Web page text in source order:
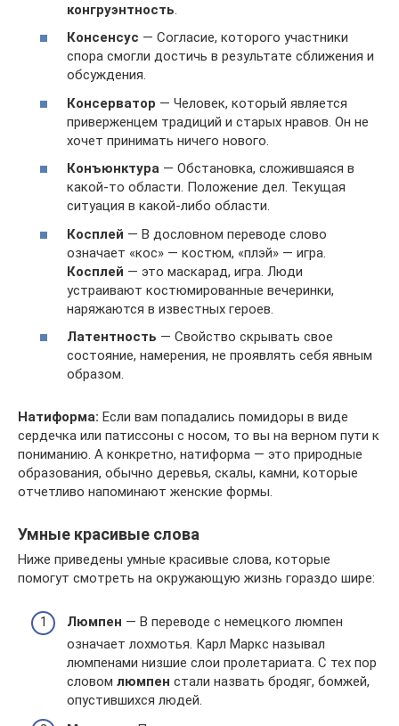
конгруэнтность
Консенсус — Согласие, которого участники
спора смогли достичь в результате сближения и
обсуждения.
Консерватор — Человек, который является
приверженцем традиций и старых нравов. Он не
хочет принимать ничего нового.
Конъюнктура — Обстановка, сложившаяся в
какой-то области. Положение дел. Текущая
ситуация в какой-либо области.
Косплей — В дословном переводе слово
означает «кос» — костюм, «плэй» — игра.
Косплей — это маскарад, игра. Люди
устраивают костюмированные вечеринки,
наряжаются в известных героев.
Латентность — Свойство скрывать свое
состояние, намерения, не проявлять себя явным
образом.
Натиформа: Если вам попадались помидоры в виде
сердечка или патиссоны с носом, то вы на верном пути к
пониманию. А конкретно, натиформа — это природные
образования, обычно деревья, скалы, камни, которые
отчетливо напоминают женские формы.
Умные красивые слова
Ниже приведены умные красивые слова, которые
помогут смотреть на окружающую жизнь гораздо шире:
Люмпен — В переводе с немецкого люмпен
означает лохмотья. Карл Маркс называл
люмпенами низшие слои пролетариата. С тех пор
словом люмпен стали назвать бродяг, бомжей,
опустившихся людей.